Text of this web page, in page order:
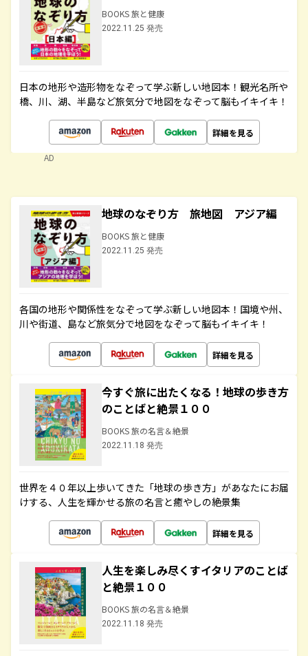
BOOKS 旅と健康
2022.11.25 発売
日本の地形や造形物をなぞって学ぶ新しい地図本！観光名所や
橋、川、湖、半島など旅気分で地図をなぞって脳もイキイキ！
詳細を見る
AD
地球のなぞり方 旅地図 アジア編
BOOKS 旅と健康
2022.11.25 発売
各国の地形や関係性をなぞって学ぶ新しい地図本！国境や州、
川や街道、島など旅気分で地図をなぞって脳もイキイキ！
詳細を見る
今すぐ旅に出たくなる！地球の歩き方
のことばと絶景１００
BOOKS 旅の名言＆絶景
2022.11.18 発売
世界を４０年以上歩いてきた「地球の歩き方」があなたにお届
けする、人生を輝かせる旅の名言と癒やしの絶景集
詳細を見る
人生を楽しみ尽くすイタリアのことば
と絶景１００
BOOKS 旅の名言＆絶景
2022.11.18 発売